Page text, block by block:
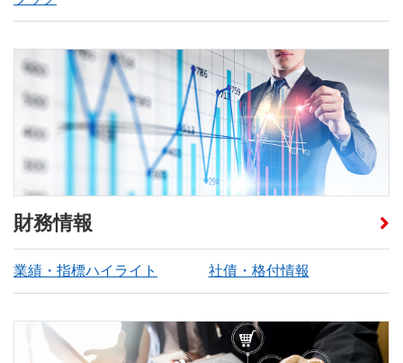
財務情報
業績・指標ハイライト 社債・格付情報